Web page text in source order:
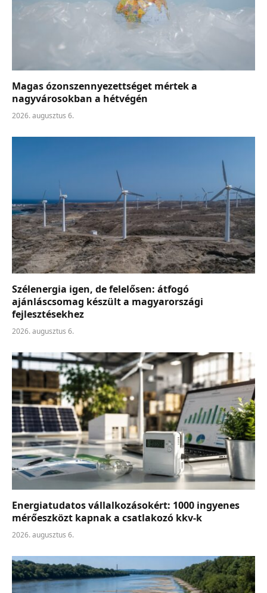
Magas ózonszennyezettséget mértek a
nagyvárosokban a hétvégén
2026. augusztus 6.
Szélenergia igen, de felelősen: átfogó
ajánláscsomag készült a magyarországi
fejlesztésekhez
2026. augusztus 6.
Energiatudatos vállalkozásokért: 1000 ingyenes
mérőeszközt kapnak a csatlakozó kkv-k
2026. augusztus 6.